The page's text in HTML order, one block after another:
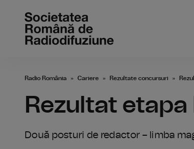
Radio România Cariere Rezultate concursuri
Rezultat
Două posturi de redactor – limba